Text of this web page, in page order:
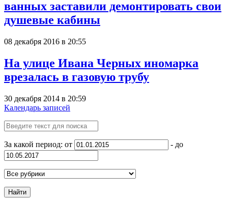
ванных заставили демонтировать свои
душевые кабины
08 декабря 2016 в 20:55
На улице Ивана Черных иномарка
врезалась в газовую трубу
30 декабря 2014 в 20:59
Календарь записей
За какой период: от - до
Найти